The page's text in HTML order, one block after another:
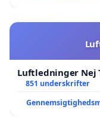
Luftledninger Nej
851 underskrifter